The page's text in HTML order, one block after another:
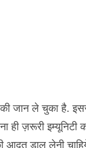
की जान ले चुका है.
ज़रूरी इम्यूनिटी
डाल लेनी